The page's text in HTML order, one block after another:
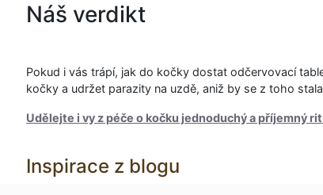
Náš verdikt
Pokud i vás trápí, jak do kočky dostat odčervovací
kočky a udržet parazity na uzdě, aniž by se z toho
Udělejte i vy z péče o kočku jednoduchý a příjemný
Inspirace z blogu